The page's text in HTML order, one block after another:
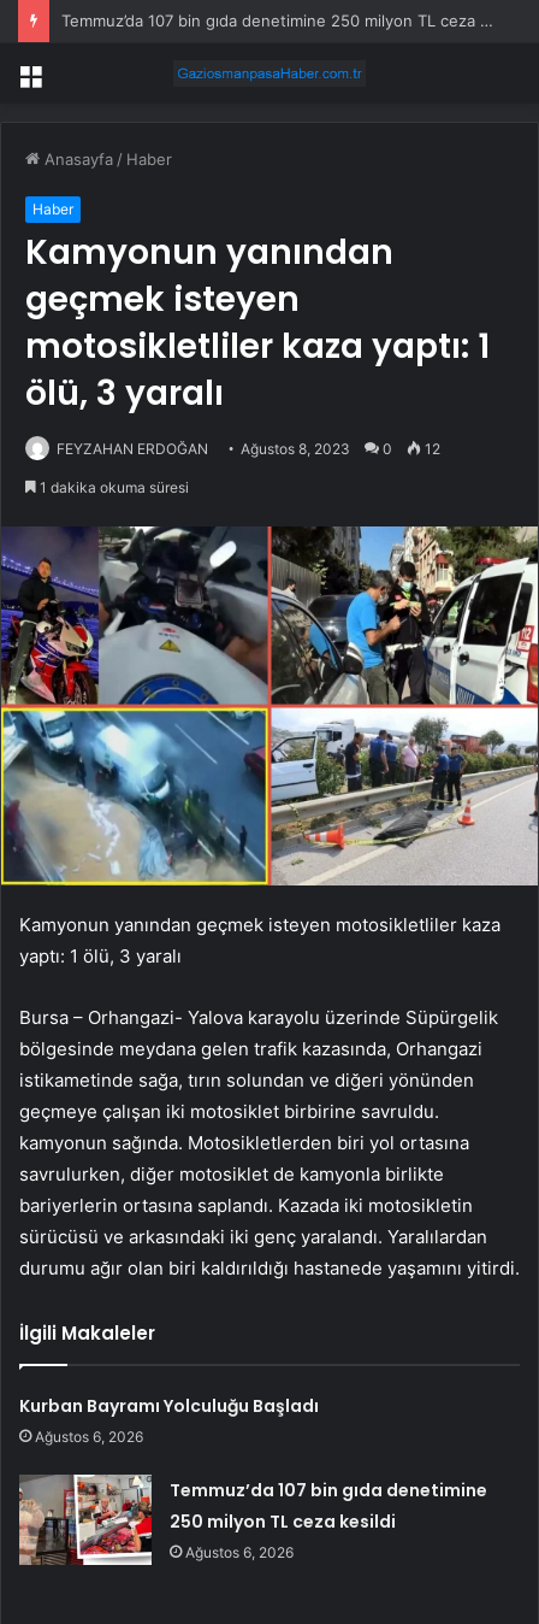
Temmuz’da 107 bin gıda denetimine 250 milyon TL ceza kesildi
Menü
Anasayfa / Haber
Haber
Kamyonun yanından
geçmek isteyen
motosikletliler kaza yaptı: 1
ölü, 3 yaralı
FEYZAHAN ERDOĞAN Ağustos 8, 2023 0 12
1 dakika okuma süresi
Kamyonun yanından geçmek isteyen motosikletliler kaza
yaptı: 1 ölü, 3 yaralı
Bursa – Orhangazi- Yalova karayolu üzerinde Süpürgelik
bölgesinde meydana gelen trafik kazasında, Orhangazi
istikametinde sağa, tırın solundan ve diğeri yönünden
geçmeye çalışan iki motosiklet birbirine savruldu.
kamyonun sağında. Motosikletlerden biri yol ortasına
savrulurken, diğer motosiklet de kamyonla birlikte
bariyerlerin ortasına saplandı. Kazada iki motosikletin
sürücüsü ve arkasındaki iki genç yaralandı. Yaralılardan
durumu ağır olan biri kaldırıldığı hastanede yaşamını yitirdi.
İlgili Makaleler
Kurban Bayramı Yolculuğu Başladı
Ağustos 6, 2026
Temmuz’da 107 bin gıda denetimine
250 milyon TL ceza kesildi
Ağustos 6, 2026